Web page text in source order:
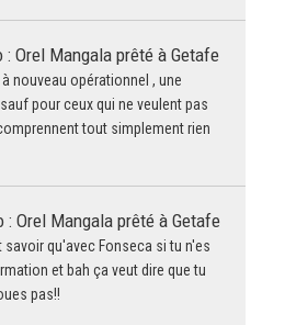
: Orel Mangala prêté à Getafe
nouveau opérationnel , une
pour ceux qui ne veulent pas
tout simplement rien
: Orel Mangala prêté à Getafe
savoir qu'avec Fonseca si tu n'es
et bah ça veut dire que tu
pas!!